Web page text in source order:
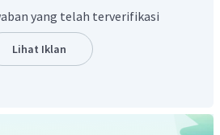
ketiga. Kesepakatan tersebut
adalah B.
yang telah terverifikasi
Lihat Iklan